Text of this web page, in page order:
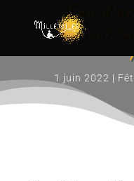
Feu
1 juin 2022 |